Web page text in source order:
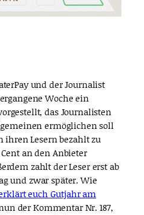
und der Journalist
Woche ein
das Journalisten
ermöglichen soll
ihren Lesern bezahlt zu
an den Anbieter
zahlt der Leser erst ab
und zwar später. Wie
euch Gutjahr am
der Kommentar Nr. 187,